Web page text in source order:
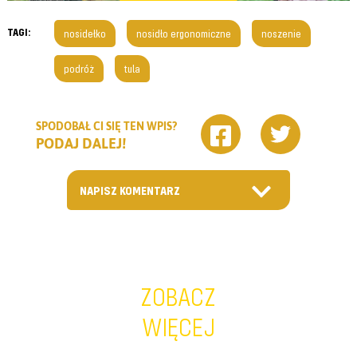
TAGI: nosidełko nosidło ergonomiczne noszenie
podróż tula
SPODOBAŁ CI SIĘ TEN WPIS?
PODAJ DALEJ!
NAPISZ KOMENTARZ
ZOBACZ
WIĘCEJ